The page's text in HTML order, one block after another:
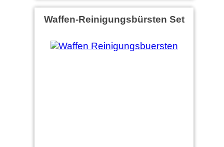
Waffen-Reinigungsbürsten Set